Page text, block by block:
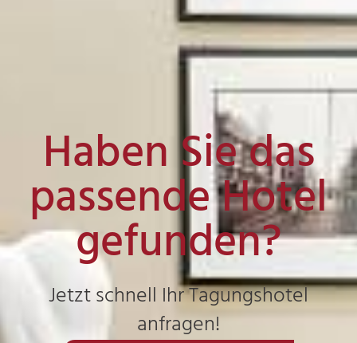
Haben Sie das
passende Hotel
gefunden?
Jetzt schnell Ihr Tagungshotel
anfragen!